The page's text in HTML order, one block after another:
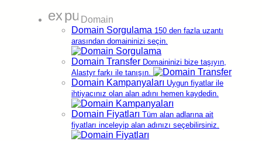
expand_more
public
Domain
Domain Sorgulama 150 den fazla uzantı
arasından domaininizi seçin.
Domain Transfer Domaininizi bize taşıyın,
Alastyr farkı ile tanışın.
Domain Kampanyaları Uygun fiyatlar ile
ihtiyacınız olan alan adını hemen kaydedin.
Domain Fiyatları Tüm alan adlarına ait
fiyatları inceleyip alan adınızı seçebilirsiniz.
mode_standby
Kurumsal Bilgiler
mode_standby
Neden Biz?
mode_standby
Referanslarımız
mode_standby
İnsan Kaynakları
mode_standby
Gizlilik Sözleşmesi
mode_standby
İade Politikası
mode_standby
Satış Ortaklığı
mode_standby
Aydınlatma ve Rıza Metni